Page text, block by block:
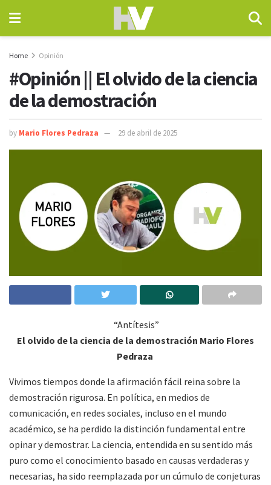
Home Opinión
#Opinión || El olvido de la ciencia
de la demostración
by Mario Flores Pedraza 29 de abril de 2025
“Antítesis”
El olvido de la ciencia de la demostración Mario Flores
Pedraza
Vivimos tiempos donde la afirmación fácil reina sobre la
demostración rigurosa. En política, en medios de
comunicación, en redes sociales, incluso en el mundo
académico, se ha perdido la distinción fundamental entre
opinar y demostrar. La ciencia, entendida en su sentido más
puro como el conocimiento basado en causas verdaderas y
necesarias, ha sido reemplazada por un cúmulo de conjeturas